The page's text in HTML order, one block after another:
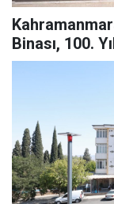
Binası, 100.